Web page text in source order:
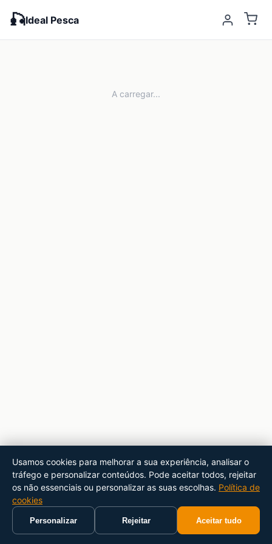
🎣Ideal Pesca
A carregar...
Usamos cookies para melhorar a sua experiência, analisar o
tráfego e personalizar conteúdos. Pode aceitar todos, rejeitar
os não essenciais ou personalizar as suas escolhas. Política de
cookies
Personalizar Rejeitar Aceitar tudo